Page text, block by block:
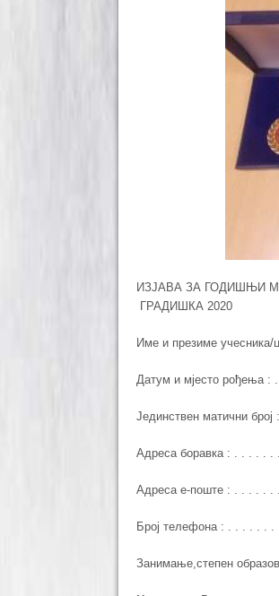
ИЗЈАВА ЗА ГОДИШЊИ
ГРАДИШКА 2020
Име и презиме
Датум и мјесто рођења
Јединствен матични
Адреса боравка : . . . . .
Адреса е-поште : . . . . .
Број телефона : . . . . .
Занимање,степен